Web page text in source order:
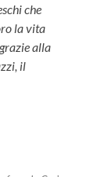
che
la vita
alla
il